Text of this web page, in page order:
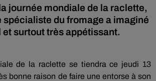
journée mondiale de la raclette,
spécialiste du fromage a imaginé
et surtout très appétissant.
de la raclette se tiendra ce jeudi 13
bonne raison de faire une entorse à son